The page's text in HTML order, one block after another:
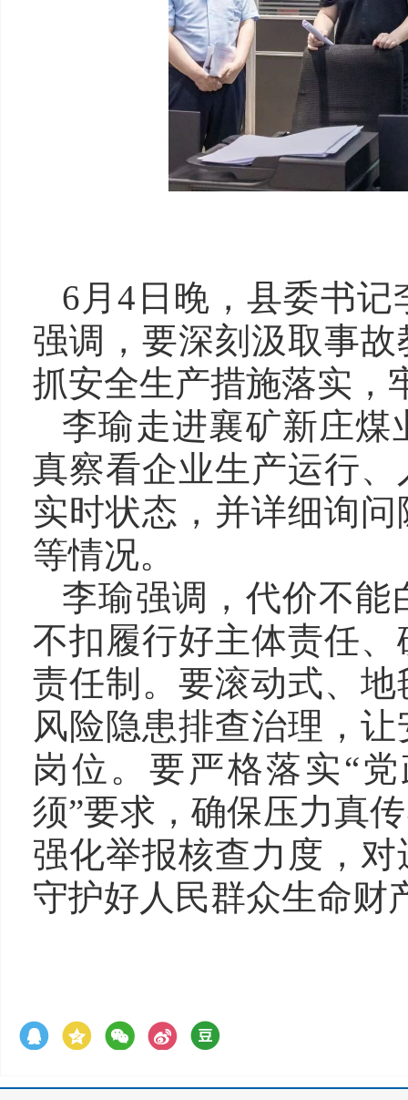
6月4日晚，县委书
强调，要深刻汲取事
抓安全生产措施落实，
李瑜走进襄矿新庄煤
真察看企业生产运行
实时状态，并详细询
等情况。
李瑜强调，代价不能
不扣履行好主体责任
责任制。要滚动式、
风险隐患排查治理，
岗位。要严格落实“
须”要求，确保压力真
强化举报核查力度，
守护好人民群众生命财